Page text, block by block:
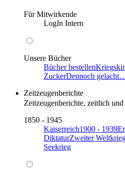
Für Mitwirkende
LogIn Intern
Unsere Bücher
Bücher bestellen
ZuckerDennoch
Zeitzeugenberichte
Zeitzeugenberichte, zeitlich
1850 - 1945
Kaiserreich1900 - 1939
DiktaturZweiter
Seekrieg